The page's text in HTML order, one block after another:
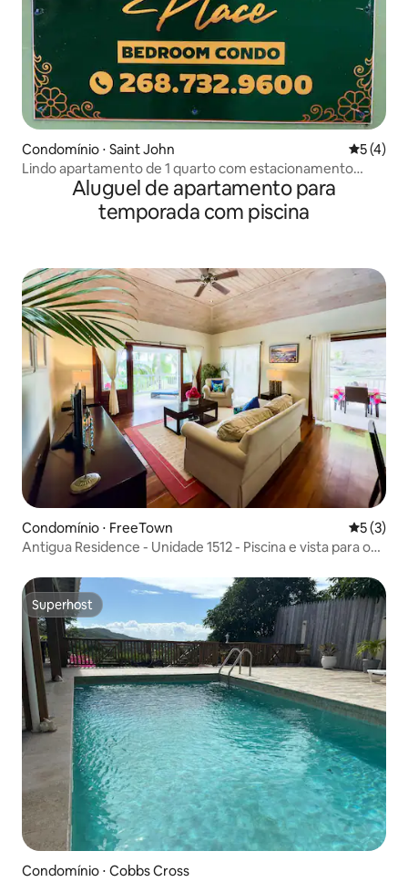
Condomínio ⋅ Saint John 5 de
5 (4)
Lindo apartamento de 1 quarto com estacionamento
privativo.Aluguel de apartamento para
temporada com piscina
Condomínio ⋅ FreeTown 5 de
5 (3)
Antigua Residence - Unidade 1512 - Piscina e vista para o
Superhost
Superhost
Condomínio ⋅ Cobbs Cross